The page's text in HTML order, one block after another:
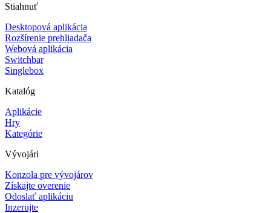
Stiahnuť
Desktopová aplikácia
Rozšírenie prehliadača
Webová aplikácia
Switchbar
Singlebox
Katalóg
Aplikácie
Hry
Kategórie
Vývojári
Konzola pre vývojárov
Získajte overenie
Odoslať aplikáciu
Inzerujte